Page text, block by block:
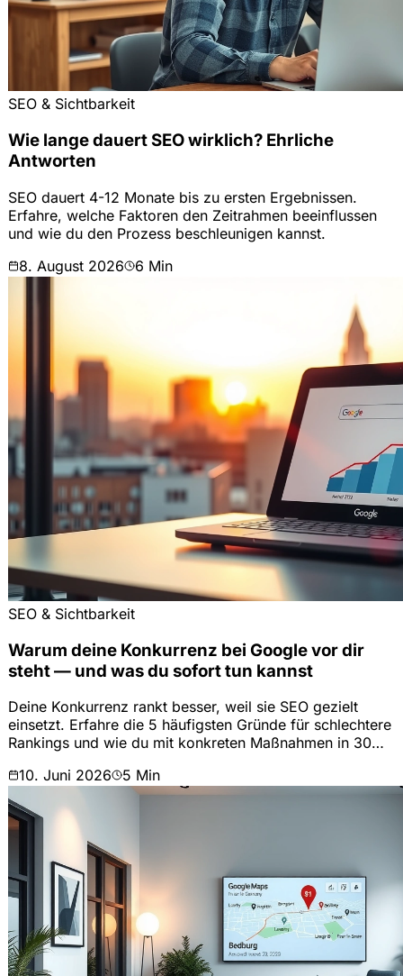
SEO & Sichtbarkeit
Wie lange dauert SEO wirklich? Ehrliche
Antworten
SEO dauert 4-12 Monate bis zu ersten Ergebnissen.
Erfahre, welche Faktoren den Zeitrahmen beeinflussen
und wie du den Prozess beschleunigen kannst.
8. August 2026
6 Min
SEO & Sichtbarkeit
Warum deine Konkurrenz bei Google vor dir
steht — und was du sofort tun kannst
Deine Konkurrenz rankt besser, weil sie SEO gezielt
einsetzt. Erfahre die 5 häufigsten Gründe für schlechtere
Rankings und wie du mit konkreten Maßnahmen in 30
10. Juni 2026
5 Min